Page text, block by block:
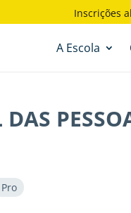
Inscrições
A Escola